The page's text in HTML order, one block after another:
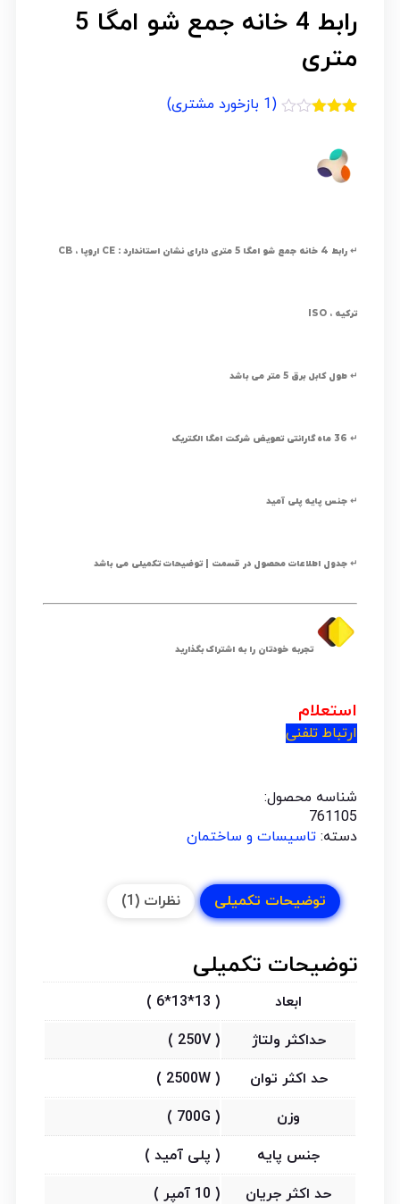
رابط 4 خانه جمع شو امگا 5
متری
5 در
امتیازدهی
مشتری
(
1 بازخورد مشتری)
↵ رابط 4 خانه جمع شو امگا 5 متری دارای نشان استاندارد : CE اروپا ، CB
ترکیه ، ISO
↵ طول کابل برق 5 متر می باشد
↵ 36 ماه گارانتی تعویض شرکت امگا الکتریک
↵ جنس پایه پلی آمید
↵ جدول اطلاعات محصول در قسمت | توضیحات تکمیلی می باشد
تجربه خودتان را به اشتراک بگذارید
استعلام
ارتباط تلفنی
شناسه محصول:
761105
دسته: تاسیسات و ساختمان
توضیحات تکمیلی نظرات (1)
توضیحات تکمیلی
ابعاد
( 13*13*6 )
حداکثر ولتاژ
( 250V )
حد اکثر توان
( 2500W )
وزن
( 700G )
جنس پایه
( پلی آمید )
حد اکثر جریان
( 10 آمپر )